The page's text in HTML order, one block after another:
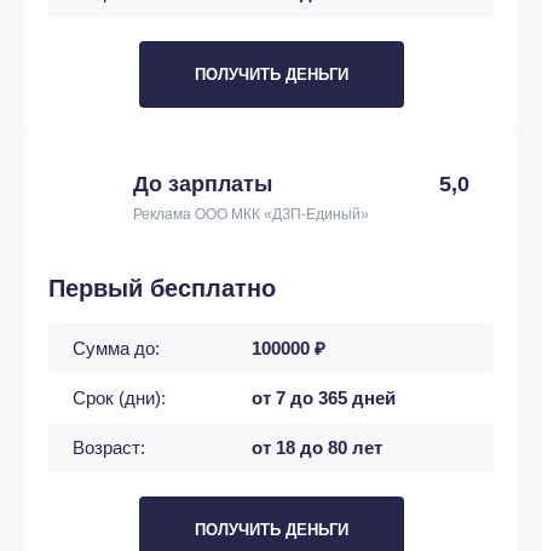
ПОЛУЧИТЬ ДЕНЬГИ
До зарплаты 5,0
Реклама ООО МКК «ДЗП-Единый»
Первый бесплатно
Сумма до: 100000 ₽
Срок (дни): от 7 до 365 дней
Возраст: от 18 до 80 лет
ПОЛУЧИТЬ ДЕНЬГИ